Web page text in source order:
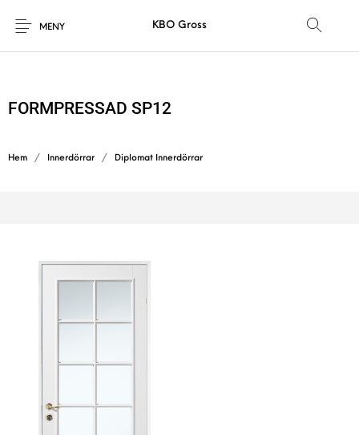
MENY KBO Gross
FORMPRESSAD SP12
Hem / Innerdörrar / Diplomat Innerdörrar